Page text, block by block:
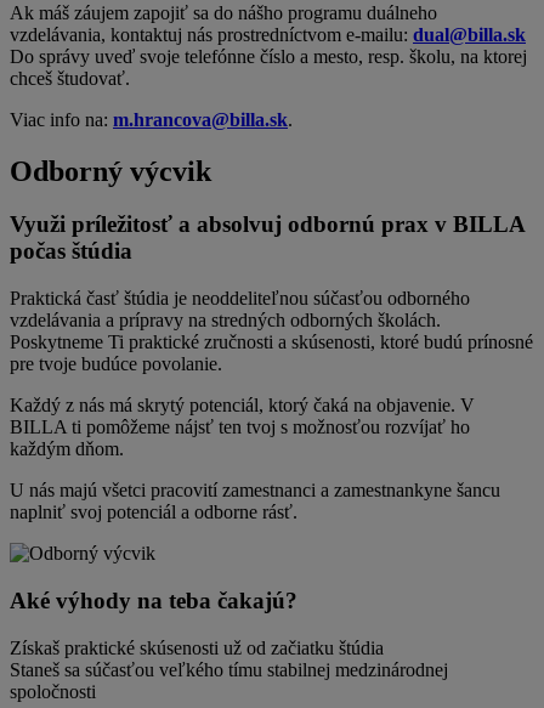
Ak máš záujem zapojiť sa do nášho programu duálneho
vzdelávania, kontaktuj nás prostredníctvom e-mailu: dual@billa.sk
Do správy uveď svoje telefónne číslo a mesto, resp. školu, na ktorej
chceš študovať.
Viac info na: m.hrancova@billa.sk.
Odborný výcvik
Využi príležitosť a absolvuj odbornú prax v BILLA
počas štúdia
Praktická časť štúdia je neoddeliteľnou súčasťou odborného
vzdelávania a prípravy na stredných odborných školách.
Poskytneme Ti praktické zručnosti a skúsenosti, ktoré budú prínosné
pre tvoje budúce povolanie.
Každý z nás má skrytý potenciál, ktorý čaká na objavenie. V
BILLA ti pomôžeme nájsť ten tvoj s možnosťou rozvíjať ho
každým dňom.
U nás majú všetci pracovití zamestnanci a zamestnankyne šancu
naplniť svoj potenciál a odborne rásť.
Aké výhody na teba čakajú?
Získaš praktické skúsenosti už od začiatku štúdia
Staneš sa súčasťou veľkého tímu stabilnej medzinárodnej
spoločnosti